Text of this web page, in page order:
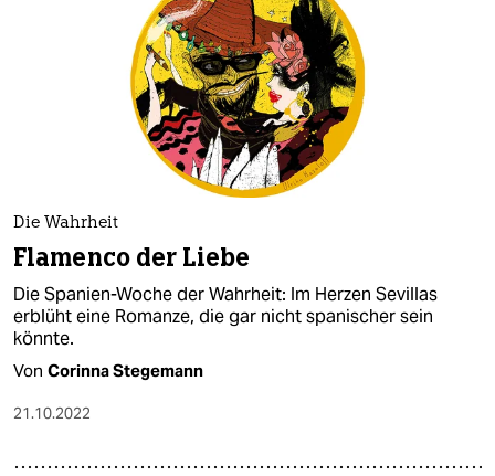
Die Wahrheit
Flamenco der Liebe
Die Spanien-Woche der Wahrheit: Im Herzen Sevillas
erblüht eine Romanze, die gar nicht spanischer sein
könnte.
Von Corinna Stegemann
21.10.2022